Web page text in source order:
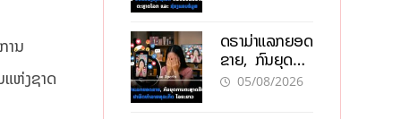
ານ
ຫ່ງຊາດ
ແຄບຮໍມູສ
ດຣາມ່າແລກຍອດ
ຂາຍ, ກົນຍຸດ
ການຕະຫຼາດສີ
05/08/2026